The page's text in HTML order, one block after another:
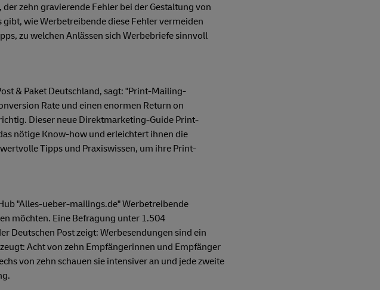
zehn gravierende Fehler bei der Gestaltung von
wie Werbetreibende diese Fehler vermeiden
zu welchen Anlässen sich Werbebriefe sinnvoll
& Paket Deutschland, sagt: "Print-Mailing-
Rate und einen enormen Return on
Dieser neue Direktmarketing-Guide Print-
nötige Know-how und erleichtert ihnen die
Tipps und Praxiswissen, um ihre Print-
"Alles-ueber-mailings.de" Werbetreibende
möchten. Eine Befragung unter 1.504
Deutschen Post zeigt: Werbesendungen sind ein
Acht von zehn Empfängerinnen und Empfänger
von zehn schauen sie intensiver an und jede zweite